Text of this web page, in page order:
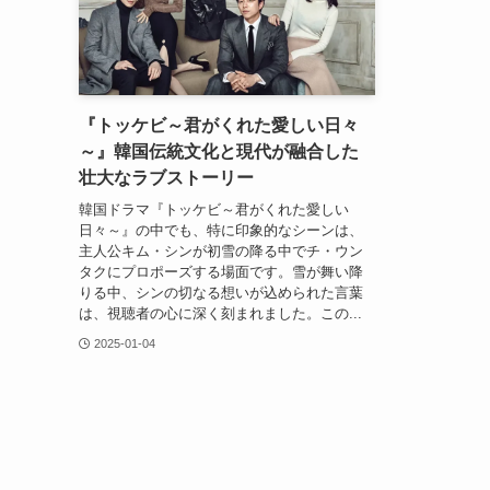
『トッケビ～君がくれた愛しい日々
～』韓国伝統文化と現代が融合した
壮大なラブストーリー
韓国ドラマ『トッケビ～君がくれた愛しい
日々～』の中でも、特に印象的なシーンは、
主人公キム・シンが初雪の降る中でチ・ウン
タクにプロポーズする場面です。雪が舞い降
りる中、シンの切なる想いが込められた言葉
は、視聴者の心に深く刻まれました。この...
2025-01-04